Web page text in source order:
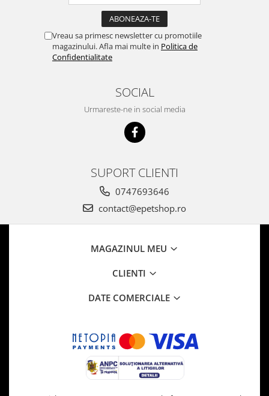
Vreau sa primesc newsletter cu promotiile
magazinului. Afla mai multe in Politica de
Confidentialitate
SOCIAL
Urmareste-ne in social media
SUPORT CLIENTI
0747693646
contact@epetshop.ro
MAGAZINUL MEU
CLIENTI
DATE COMERCIALE